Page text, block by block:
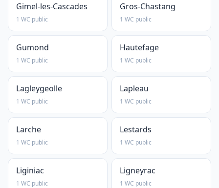
Gimel-les-Cascades
1 WC public
Gros-Chastang
1 WC public
Gumond
1 WC public
Hautefage
1 WC public
Lagleygeolle
1 WC public
Lapleau
1 WC public
Larche
1 WC public
Lestards
1 WC public
Liginiac
1 WC public
Ligneyrac
1 WC public